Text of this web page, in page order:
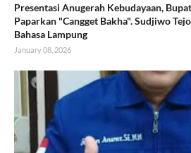
Presentasi Anugerah Kebudayaan,
Paparkan "Cangget Bakha". Sudjiwo
Bahasa Lampung
January 08, 2026